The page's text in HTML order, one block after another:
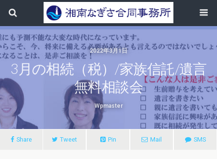
2022年3月1日
3月の相続（税）/家族信託/遺言
無料相談会
Wpmaster
Share Tweet Pin Mail SMS